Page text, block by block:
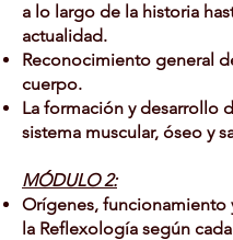
a lo largo de la historia
actualidad.
Reconocimiento general
cuerpo.
La formación y desarrollo
sistema muscular, óseo y
MÓDULO 2:
Orígenes, funcionamiento
la Reflexología según